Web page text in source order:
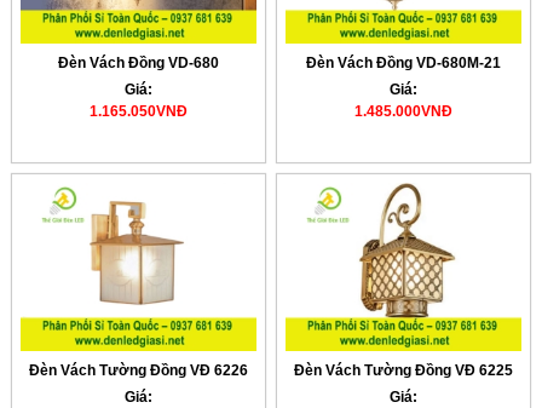
Đèn Vách Đồng VD-680
Giá:
1.165.050VNĐ
Đèn Vách Đồng VD-680M-21
Giá:
1.485.000VNĐ
Đèn Vách Tường Đồng VĐ 6226
Giá:
Đèn Vách Tường Đồng VĐ 6225
Giá: